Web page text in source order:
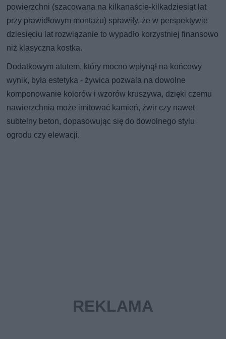
powierzchni (szacowana na kilkanaście-kilkadziesiąt lat
przy prawidłowym montażu) sprawiły, że w perspektywie
dziesięciu lat rozwiązanie to wypadło korzystniej finansowo
niż klasyczna kostka.
Dodatkowym atutem, który mocno wpłynął na końcowy
wynik, była estetyka - żywica pozwala na dowolne
komponowanie kolorów i wzorów kruszywa, dzięki czemu
nawierzchnia może imitować kamień, żwir czy nawet
subtelny beton, dopasowując się do dowolnego stylu
ogrodu czy elewacji.